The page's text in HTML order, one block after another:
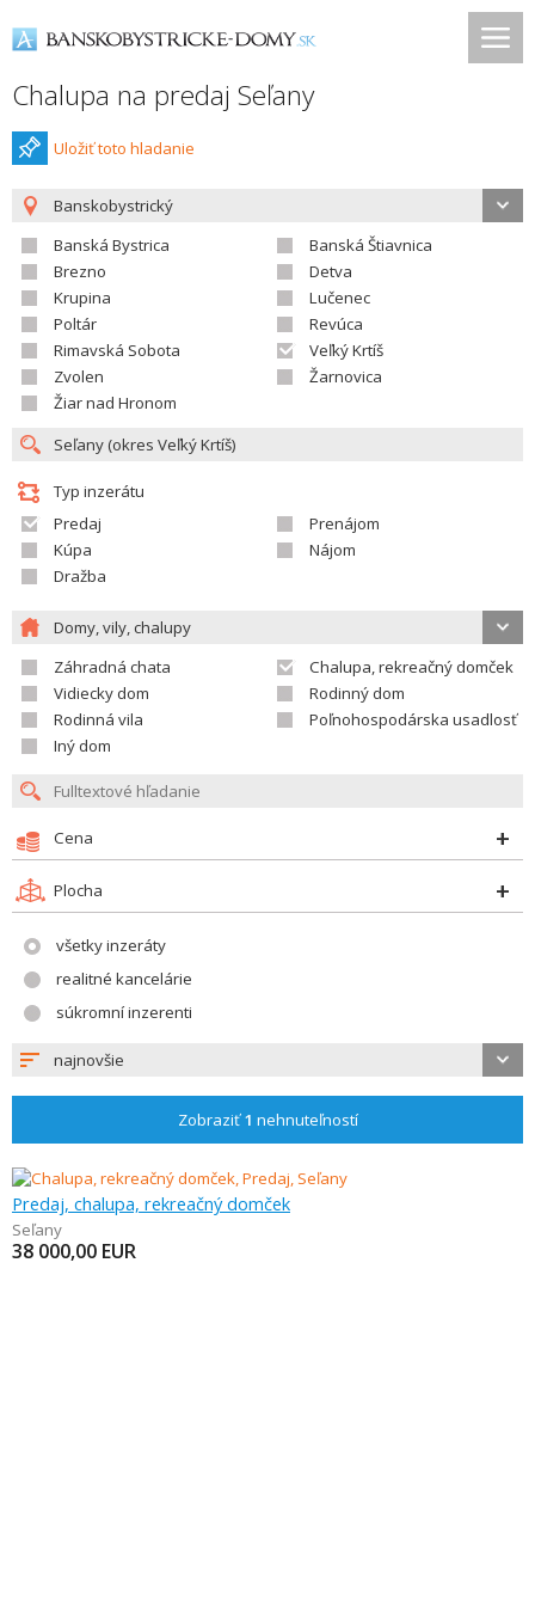
Chalupa na predaj Seľany
Uložiť toto hladanie
Banskobystrický
Banská Bystrica
Banská Štiavnica
Brezno
Detva
Krupina
Lučenec
Poltár
Revúca
Rimavská Sobota
Veľký Krtíš
Zvolen
Žarnovica
Žiar nad Hronom
Typ inzerátu
Predaj
Prenájom
Kúpa
Nájom
Dražba
Domy, vily, chalupy
Záhradná chata
Chalupa, rekreačný domček
Vidiecky dom
Rodinný dom
Rodinná vila
Poľnohospodárska usadlosť
Iný dom
Cena
Plocha
všetky inzeráty
realitné kancelárie
súkromní inzerenti
najnovšie
Zobraziť1 nehnuteľností
Predaj, chalupa, rekreačný domček
Seľany
38 000,00 EUR